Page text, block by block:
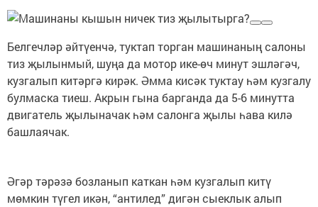
Белгечләр әйтүенчә, туктап торган машинаның салоны
тиз җылынмый, шуңа да мотор ике-өч минут эшләгәч,
кузгалып китәргә кирәк. Әмма кисәк туктау һәм кузгалу
булмаска тиеш. Акрын гына барганда да 5-6 минутта
двигатель җылыначак һәм салонга җылы һава килә
башлаячак.
Әгәр тәрәзә бозланып каткан һәм кузгалып китү
мөмкин түгел икән, “антилед” дигән сыеклык алып